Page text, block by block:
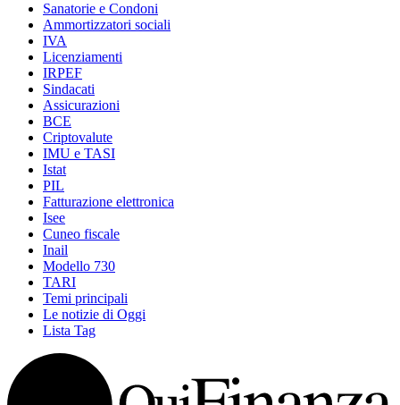
Sanatorie e Condoni
Ammortizzatori sociali
IVA
Licenziamenti
IRPEF
Sindacati
Assicurazioni
BCE
Criptovalute
IMU e TASI
Istat
PIL
Fatturazione elettronica
Isee
Cuneo fiscale
Inail
Modello 730
TARI
Temi principali
Le notizie di Oggi
Lista Tag